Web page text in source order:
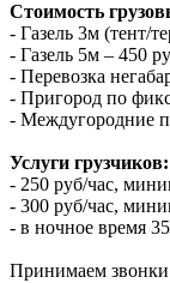
Стоимость
- Газель 3м (тент/
- Газель 5м – 450
- Перевозка
- Пригород по
- Междугородние
Услуги грузчиков:
- 250 руб/час,
- 300 руб/час,
- в ночное время
Принимаем звонки